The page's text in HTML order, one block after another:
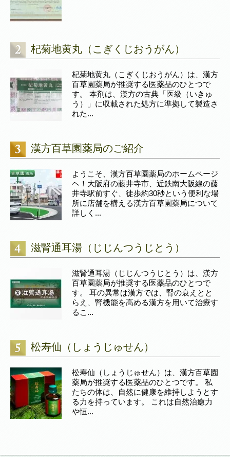
杞菊地黄丸（こぎくじおうがん）
杞菊地黄丸（こぎくじおうがん）は、漢方
百草園薬局が推奨する医薬品のひとつで
す。 本剤は、漢方の古典「医級（いきゅ
う）」に収載された処方に準拠して製造さ
れた...
漢方百草園薬局のご紹介
ようこそ、漢方百草園薬局のホームページ
ヘ！大阪府の藤井寺市、近鉄南大阪線の藤
井寺駅前すぐ、徒歩約30秒という便利な場
所に店舗を構える漢方百草園薬局について
詳しく...
滋腎通耳湯（じじんつうじとう）
滋腎通耳湯（じじんつうじとう）は、漢方
百草園薬局が推奨する医薬品のひとつで
す。 耳の異常は漢方では、腎の衰えとと
らえ、腎機能を高める漢方を用いて治療す
るこ...
松寿仙（しょうじゅせん）
松寿仙（しょうじゅせん）は、漢方百草園
薬局が推奨する医薬品のひとつです。 私
たちの体は、自然に健康を維持しようとす
る力を持っています。 これは自然治癒力
や恒...